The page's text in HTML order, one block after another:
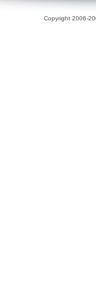
Copyright 2006-